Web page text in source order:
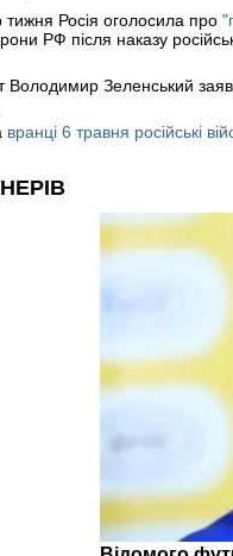
Росія оголосила про
РФ після наказу
Володимир Зеленський
вранці 6 травня російські